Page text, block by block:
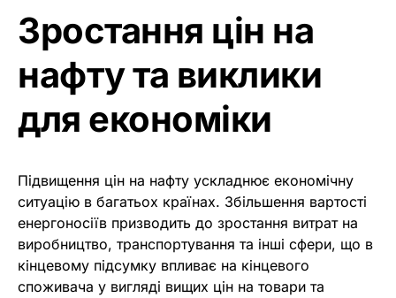
Зростання цін на
нафту та виклики
для економіки
Підвищення цін на нафту ускладнює економічну
ситуацію в багатьох країнах. Збільшення вартості
енергоносіїв призводить до зростання витрат на
виробництво, транспортування та інші сфери, що в
кінцевому підсумку впливає на кінцевого
споживача у вигляді вищих цін на товари та